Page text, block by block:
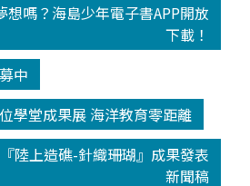
想嗎？海島少年電子書APP開放
下載！
中
學堂成果展 海洋教育零距離
陸上造礁-針織珊瑚』成果發表
新聞稿